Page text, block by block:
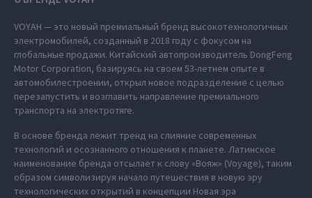
VOYAH — это новый премиальный бренд высокотехнологичных
электромобилей, созданный в 2018 году с фокусом на
глобальные продажи. Китайский автопроизводитель DongFeng
Motor Corporation, базируясь на своем 53-летнем опыте в
автомобилестроении, открыл новое подразделение с целью
перезапустить и возглавить направление премиального
транспорта на электротяге.
В основе бренда лежит тренд на слияние современных
технологий и осознанного отношения к планете. Латинское
наименование бренда отсылает к слову «Вояж» (Voyage), таким
образом символизируя начало путешествия в новую эру
технологических открытий в концепции Новая эра